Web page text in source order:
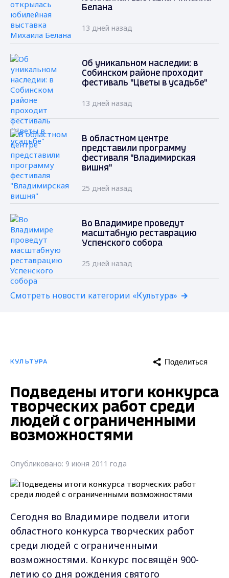
Белана
13 дней назад
Об уникальном наследии: в
Собинском районе проходит
фестиваль "Цветы в усадьбе"
13 дней назад
В областном центре
представили программу
фестиваля "Владимирская
вишня"
25 дней назад
Во Владимире проведут
масштабную реставрацию
Успенского собора
25 дней назад
Смотреть новости категории «Культура»
КУЛЬТУРА Поделиться
Подведены итоги конкурса
творческих работ среди
людей с ограниченными
возможностями
Опубликовано: 9 июня 2011 года
Сегодня во Владимире подвели итоги
областного конкурса творческих работ
среди людей с ограниченными
возможностями. Конкурс посвящён 900-
летию со дня рождения святого